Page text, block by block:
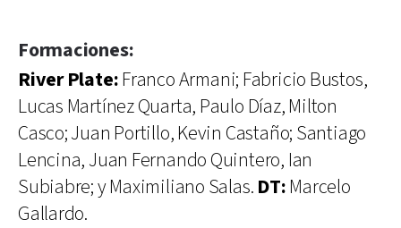
Formaciones:
River Plate:Franco Armani; Fabricio Bustos,
Lucas Martínez Quarta, Paulo Díaz, Milton
Casco; Juan Portillo, Kevin Castaño; Santiago
Lencina, Juan Fernando Quintero, Ian
Subiabre; y Maximiliano Salas. DT:Marcelo
Gallardo.